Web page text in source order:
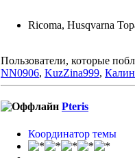
Ricoma, Husqvarna
Пользователи, которые
NN0906, KuzZina999,
Pteris
Координатор темы